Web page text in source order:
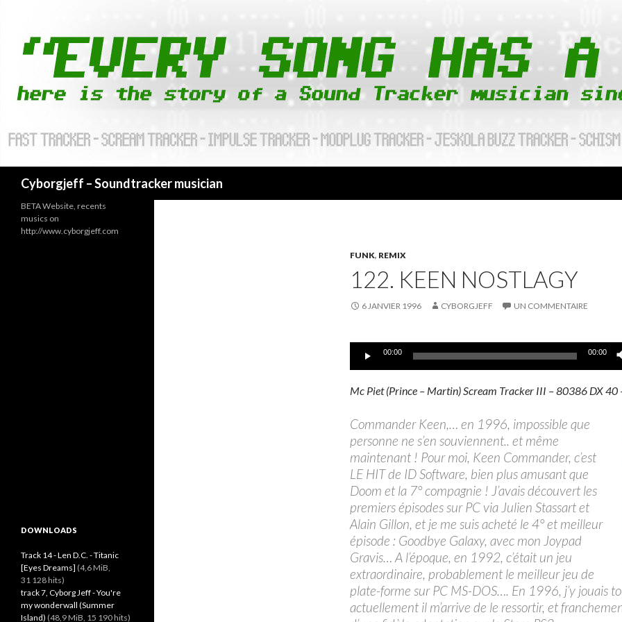
Cyborgjeff – Soundtracker musician
FUNK, REMIX
122. KEEN NOSTLAGY
6 JANVIER 1996 CYBORGJEFF UN COMMENTAIRE
Lecteur00:00 00:00
Mc Piet (Prince – Martin) Scream Tracker III – 80386 DX 40
Commander Keen,… en 1996, impossible que
personne ne s’en souviennent.. et même
maintenant ! Pour moi, Keen Commander, c’est
LE HIT de ID Software, bien plus amusant que
Doom et la 7° compagnie ! J’avais découvert les
premiers épisodes sur PC via Julien Stassart et
Alain Gillon, et je me suis acheté le 4° et meilleur
épisode : Goodbye Galaxy, avec mon Joypad
Gravis… A l’époque, en 1992, c’était un jeu
extraordinaire, probablement le meilleur jeu de
plate-forme sur PC MS-DOS…. En 1996, j’y jouais
actuellement il m’arrive de le ressortir, et
BETA Website, recents
musics on
http://www.cyborgjeff.com
DOWNLOADS
Track 14 - Len D.C. - Titanic
[Eyes Dreams] (4,6 MiB,
31 128 hits)
track 7, Cyborg Jeff - You're
my wonderwall (Summer
Island) (48,9 MiB, 15 190 hits)